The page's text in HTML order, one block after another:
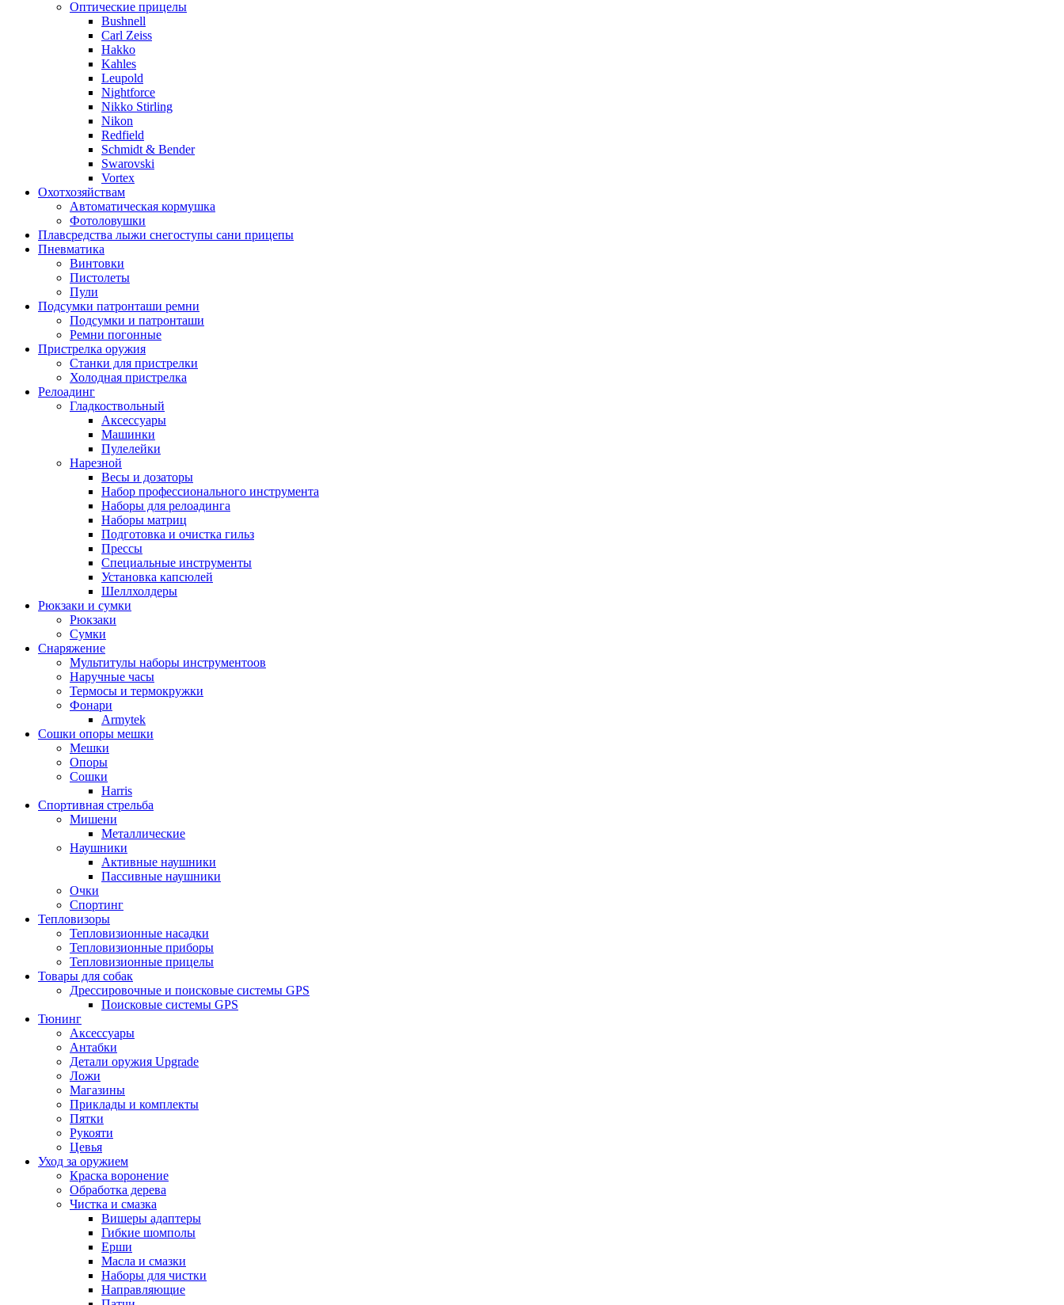
Оптические прицелы
Bushnell
Carl Zeiss
Hakko
Kahles
Leupold
Nightforce
Nikko Stirling
Nikon
Redfield
Schmidt & Bender
Swarovski
Vortex
Охотхозяйствам
Автоматическая кормушка
Фотоловушки
Плавсредства лыжи снегоступы сани прицепы
Пневматика
Винтовки
Пистолеты
Пули
Подсумки патронташи ремни
Подсумки и патронташи
Ремни погонные
Пристрелка оружия
Станки для пристрелки
Холодная пристрелка
Релоадинг
Гладкоствольный
Аксессуары
Машинки
Пулелейки
Нарезной
Весы и дозаторы
Набор профессионального инструмента
Наборы для релоадинга
Наборы матриц
Подготовка и очистка гильз
Прессы
Специальные инструменты
Установка капсюлей
Шеллхолдеры
Рюкзаки и сумки
Рюкзаки
Сумки
Снаряжение
Мультитулы наборы инструментоов
Наручные часы
Термосы и термокружки
Фонари
Armytek
Сошки опоры мешки
Мешки
Опоры
Сошки
Harris
Спортивная стрельба
Мишени
Металлические
Наушники
Активные наушники
Пассивные наушники
Очки
Спортинг
Тепловизоры
Тепловизионные насадки
Тепловизионные приборы
Тепловизионные прицелы
Товары для собак
Дрессировочные и поисковые системы GPS
Поисковые системы GPS
Тюнинг
Аксессуары
Антабки
Детали оружия Upgrade
Ложи
Магазины
Приклады и комплекты
Пятки
Рукояти
Цевья
Уход за оружием
Краска воронение
Обработка дерева
Чистка и смазка
Вишеры адаптеры
Гибкие шомполы
Ерши
Масла и смазки
Наборы для чистки
Направляющие